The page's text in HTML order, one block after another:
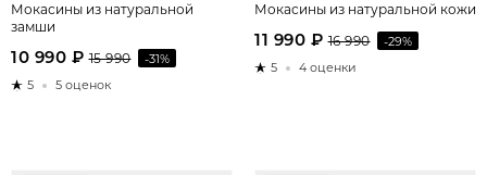
Мокасины из натуральной
замши
10 990 ₽15 990
-31%
5
5 оценок
Мокасины из натуральной кожи
11 990 ₽16 990
-29%
5
4 оценки